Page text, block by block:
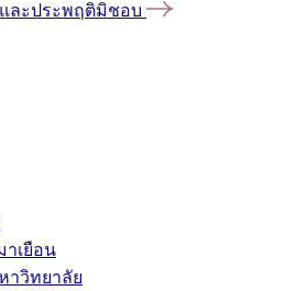
ละประพฤติมิชอบ
เยือน
าวิทยาลัย